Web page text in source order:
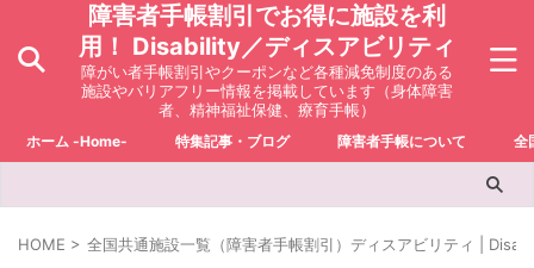
障害者手帳割引でお得に施設を利
用！ Disability／ディスアビリティ
障がい者手帳割引やクーポンなど各種減免制度のある
施設やバリアフリー情報を掲載しています（身体障害
者、精神福祉保健、療育手帳）
ホーム -Home- 特集記事・ブログ 障害者手帳について 全
HOME > 全国共通施設一覧（障害者手帳割引）ディスアビリティ |